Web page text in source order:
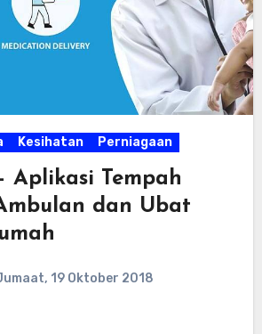
Kesihatan Perniagaan
Aplikasi Tempah
dan Ubat
19 Oktober 2018